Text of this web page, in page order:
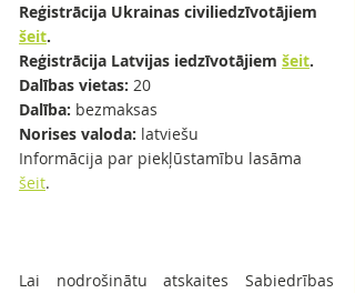
Reģistrācija Ukrainas civiliedzīvotājiem
šeit.
Reģistrācija Latvijas iedzīvotājiem šeit.
Dalības vietas: 20
Dalība: bezmaksas
Norises valoda: latviešu
Informācija par piekļūstamību lasāma
šeit.
Lai nodrošinātu atskaites Sabiedrības